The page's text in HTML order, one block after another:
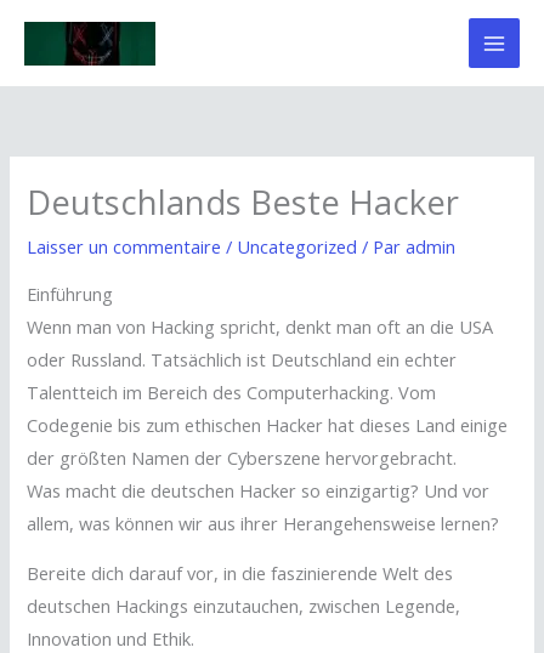
contenu
Deutschlands Beste Hacker
Laisser un commentaire / Uncategorized / Paradmin
Einführung
Wenn man von Hacking spricht, denkt man oft an die USA
oder Russland. Tatsächlich ist Deutschland ein echter
Talentteich im Bereich des Computerhacking. Vom
Codegenie bis zum ethischen Hacker hat dieses Land einige
der größten Namen der Cyberszene hervorgebracht.
Was macht die deutschen Hacker so einzigartig? Und vor
allem, was können wir aus ihrer Herangehensweise lernen?
Bereite dich darauf vor, in die faszinierende Welt des
deutschen Hackings einzutauchen, zwischen Legende,
Innovation und Ethik.